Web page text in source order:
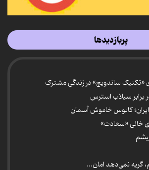
پربازدیدها
«تکنیک ساندویچ» در زندگی مشترک
برابر سیلاب استرس
کابوس خاموش آسمان
خالی «سعادت»
گریه نمی‌دهد امان...